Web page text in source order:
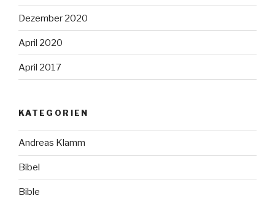
Dezember 2020
April 2020
April 2017
KATEGORIEN
Andreas Klamm
Bibel
Bible